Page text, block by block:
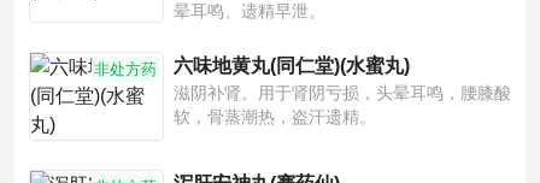
晕耳鸣、遗精早泄。
非处方药 六味地黄丸(同仁堂)(水蜜丸)
滋阴补肾。用于肾阴亏损，头晕耳鸣，腰膝酸
软，骨蒸潮热，盗汗遗精。